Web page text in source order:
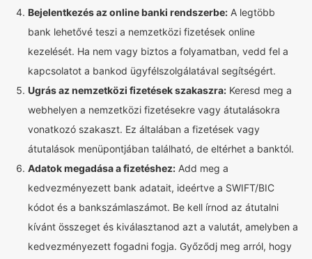
Bejelentkezés az online banki rendszerbe: A legtöbb
bank lehetővé teszi a nemzetközi fizetések online
kezelését. Ha nem vagy biztos a folyamatban, vedd fel a
kapcsolatot a bankod ügyfélszolgálatával segítségért.
Ugrás az nemzetközi fizetések szakaszra: Keresd meg a
webhelyen a nemzetközi fizetésekre vagy átutalásokra
vonatkozó szakaszt. Ez általában a fizetések vagy
átutalások menüpontjában található, de eltérhet a banktól.
Adatok megadása a fizetéshez: Add meg a
kedvezményezett bank adatait, ideértve a SWIFT/BIC
kódot és a bankszámlaszámot. Be kell írnod az átutalni
kívánt összeget és kiválasztanod azt a valutát, amelyben a
kedvezményezett fogadni fogja. Győződj meg arról, hogy